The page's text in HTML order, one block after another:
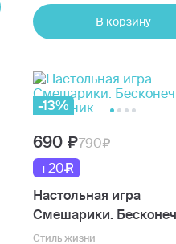
В корзину
-13%
690
790
+20
Настольная игра
Смешарики.
праздник
Стиль жизни